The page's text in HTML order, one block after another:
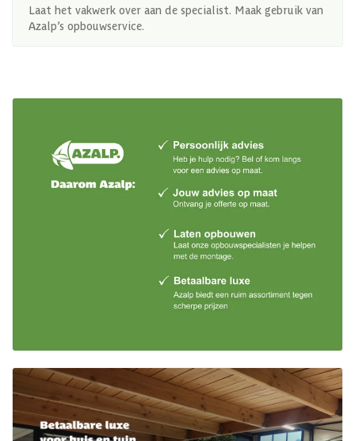
Laat het vakwerk over aan de specialist. Maak gebruik van
Azalp’s opbouwservice.